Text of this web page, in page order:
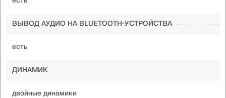
ВЫВОД АУДИО НА BLUETOOTH-УСТРОЙСТВА
есть
ДИНАМИК
двойные динамики